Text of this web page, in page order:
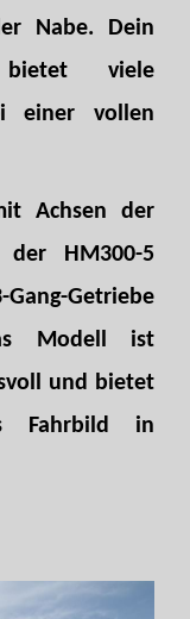
Nabe. Dein
viele
einer vollen
Achsen der
HM300-5
Getriebe
Modell ist
und bietet
Fahrbild in